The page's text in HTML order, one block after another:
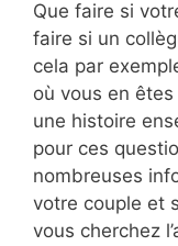
Que faire si
faire si un
cela par
où vous en
une histoire
pour ces
nombreuses
votre couple et
vous cherchez